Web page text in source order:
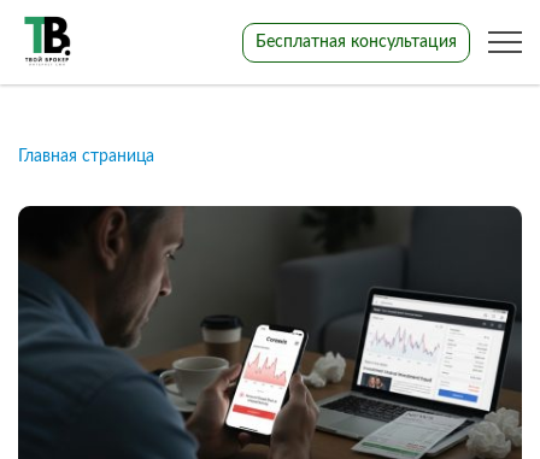
Бесплатная консультация
Главная страница